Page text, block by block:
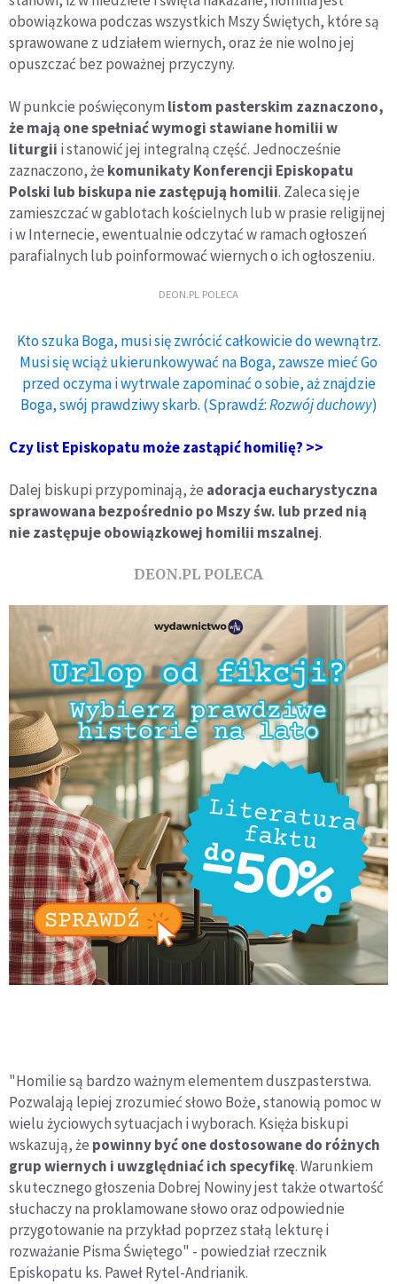
obowiązkowa podczas wszystkich Mszy Świętych, które są
sprawowane z udziałem wiernych, oraz że nie wolno jej
opuszczać bez poważnej przyczyny.
W punkcie poświęconym listom pasterskim zaznaczono,
że mają one spełniać wymogi stawiane homilii w
liturgii i stanowić jej integralną część. Jednocześnie
zaznaczono, że komunikaty Konferencji Episkopatu
Polski lub biskupa nie zastępują homilii. Zaleca się je
zamieszczać w gablotach kościelnych lub w prasie religijnej
i w Internecie, ewentualnie odczytać w ramach ogłoszeń
parafialnych lub poinformować wiernych o ich ogłoszeniu.
DEON.PL POLECA
Kto szuka Boga, musi się zwrócić całkowicie do wewnątrz.
Musi się wciąż ukierunkowywać na Boga, zawsze mieć Go
przed oczyma i wytrwale zapominać o sobie, aż znajdzie
Boga, swój prawdziwy skarb. (Sprawdź:Rozwój duchowy)
Czy list Episkopatu może zastąpić homilię? >>
Dalej biskupi przypominają, że adoracja eucharystyczna
sprawowana bezpośrednio po Mszy św. lub przed nią
nie zastępuje obowiązkowej homilii mszalnej.
DEON.PL POLECA
"Homilie są bardzo ważnym elementem duszpasterstwa.
Pozwalają lepiej zrozumieć słowo Boże, stanowią pomoc w
wielu życiowych sytuacjach i wyborach. Księża biskupi
wskazują, że powinny być one dostosowane do różnych
grup wiernych i uwzględniać ich specyfikę. Warunkiem
skutecznego głoszenia Dobrej Nowiny jest także otwartość
słuchaczy na proklamowane słowo oraz odpowiednie
przygotowanie na przykład poprzez stałą lekturę i
rozważanie Pisma Świętego" - powiedział rzecznik
Episkopatu ks. Paweł Rytel-Andrianik.